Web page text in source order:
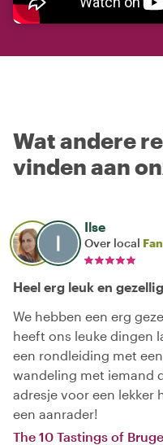
Wat andere
vinden aan
Ilse
Over local
Heel erg leuk en
We hebben een erg
heeft ons leuke dingen
een rondleiding met
wandeling met iemand
adresje voor een lekker
een aanrader!
The 10 Tastings of